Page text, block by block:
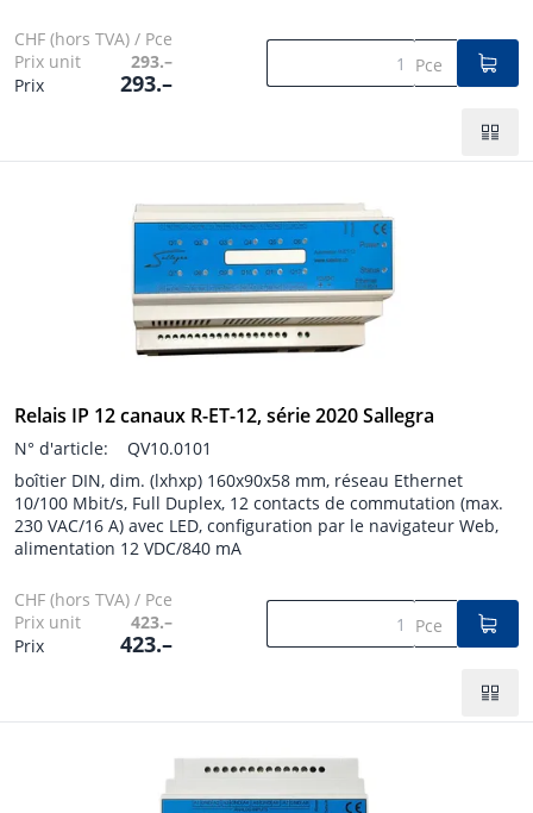
CHF (hors TVA) / Pce
Prix unit
293.–
Prix
293.–
Pce
Relais IP 12 canaux R-ET-12, série 2020 Sallegra
N° d'article:
QV10.0101
boîtier DIN, dim. (lxhxp) 160x90x58 mm, réseau Ethernet
10/100 Mbit/s, Full Duplex, 12 contacts de commutation (max.
230 VAC/16 A) avec LED, configuration par le navigateur Web,
alimentation 12 VDC/840 mA
CHF (hors TVA) / Pce
Prix unit
423.–
Prix
423.–
Pce